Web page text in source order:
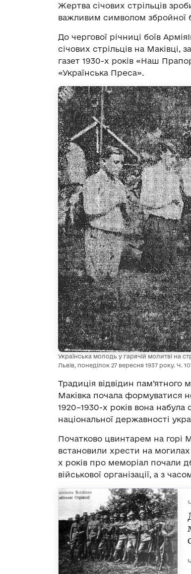
Жертва січових стрільців
важливим символом збройної
До чергової річниці боїв
січових стрільців на Маківці,
газет 1930-х років «Наш
«Українська Преса».
Українська молодь у гарячій молитві на
Львів, понеділок 27 вересня 1937 року. Ч.
Традиція відвідин пам’ятного
Маківка почала формуватися
1920–1930-х років вона
національної державності
Початково цвинтарем на горі
встановили хрести на могилах
х років про меморіал почали
військової організації, а з